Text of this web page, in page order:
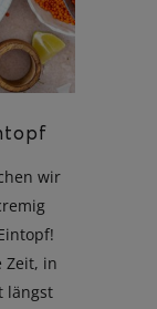
wir
Zeit, in
längst